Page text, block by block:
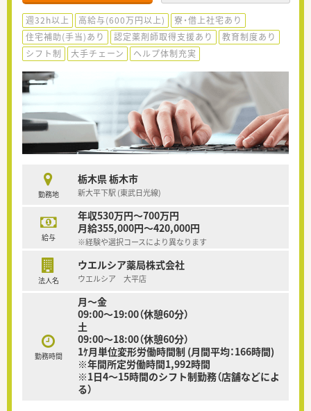
週32h以上 高給与(600万円以上)
寮・借上社宅あり
住宅補助(手当)あり
認定薬剤師取得支援あり
教育制度あり
シフト制
大手チェーン ヘルプ体制充実
勤務地
栃木県 栃木市
新大平下駅 (東武日光線)
給与
年収530万円～700万円
月給355,000円～420,000円
※経験や選択コースにより異なります
法人名
ウエルシア薬局株式会社
ウエルシア 大平店
勤務時間
月～金
09:00〜19:00（休憩60分）
土
09:00〜18:00（休憩60分）
1ｹ月単位変形労働時間制 (月間平均：166時間)
※年間所定労働時間1,992時間
※1日4～15時間のシフト制勤務（店舗などによ
る）